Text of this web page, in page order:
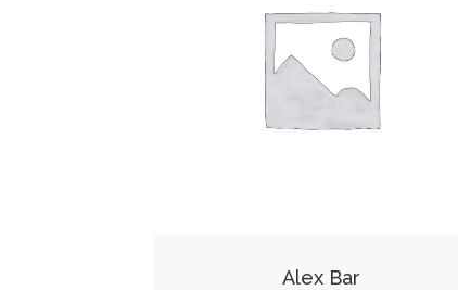
Alex Bar